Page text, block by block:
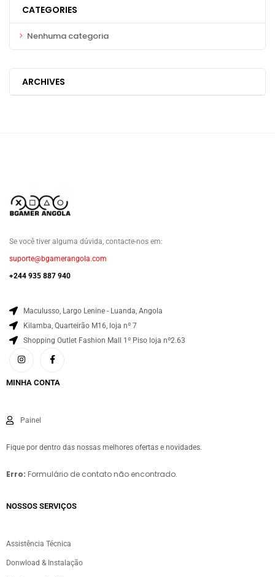
CATEGORIES
Nenhuma categoria
ARCHIVES
Se você tiver alguma dúvida, contacte-nos em:
suporte@bgamerangola.com
+244 935 887 940
Maculusso, Largo Lenine - Luanda, Angola
Kilamba, Quarteirão M16, loja nº 7
Shopping Outlet Fashion Mall 1º Piso loja nº2.63
MINHA CONTA
Painel
Fique por dentro das nossas melhores ofertas e novidades.
Erro: Formulário de contato não encontrado.
NOSSOS SERVIÇOS​
Assistência Técnica
Donwload & Instalação